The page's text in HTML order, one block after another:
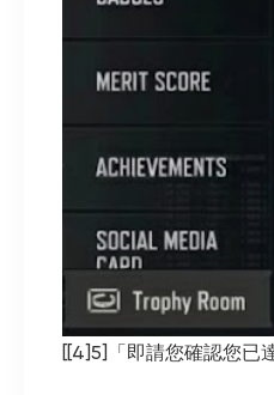
[[4]5]「即請您確認您已